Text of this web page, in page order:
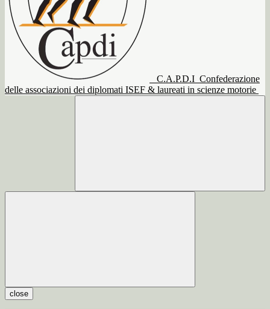
C.A.P.D.I Confederazione
delle associazioni dei diplomati ISEF & laureati in scienze motorie
close